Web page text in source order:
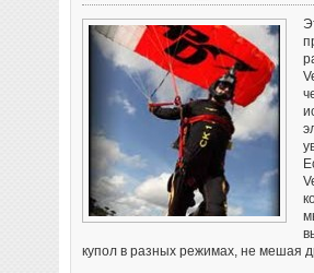
купол в разных режимах, не мешая